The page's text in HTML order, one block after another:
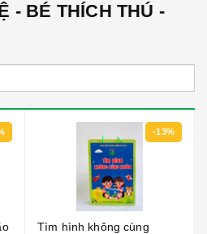
- BÉ THÍCH THÚ -
-13%
Tìm hình không cùng